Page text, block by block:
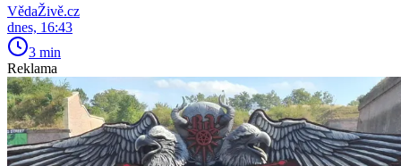
VědaŽivě.cz
dnes, 16:43
3 min
Reklama